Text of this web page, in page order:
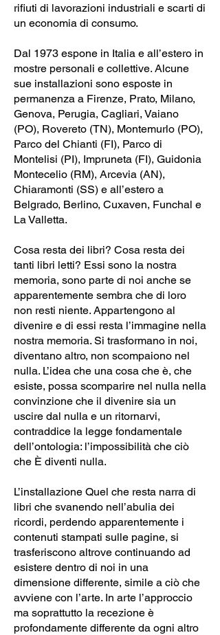
rifiuti di lavorazioni industriali e scarti di
un economia di consumo.
Dal 1973 espone in Italia e all’estero in
mostre personali e collettive. Alcune
sue installazioni sono esposte in
permanenza a Firenze, Prato, Milano,
Genova, Perugia, Cagliari, Vaiano
(PO), Rovereto (TN), Montemurlo (PO),
Parco del Chianti (FI), Parco di
Montelisi (PI), Impruneta (FI), Guidonia
Montecelio (RM), Arcevia (AN),
Chiaramonti (SS) e all’estero a
Belgrado, Berlino, Cuxaven, Funchal e
La Valletta.
Cosa resta dei libri? Cosa resta dei
tanti libri letti? Essi sono la nostra
memoria, sono parte di noi anche se
apparentemente sembra che di loro
non resti niente. Appartengono al
divenire e di essi resta l’immagine nella
nostra memoria. Si trasformano in noi,
diventano altro, non scompaiono nel
nulla. L’idea che una cosa che è, che
esiste, possa scomparire nel nulla nella
convinzione che il divenire sia un
uscire dal nulla e un ritornarvi,
contraddice la legge fondamentale
dell’ontologia: l’impossibilità che ciò
che È diventi nulla.
L’installazione Quel che resta narra di
libri che svanendo nell’abulia dei
ricordi, perdendo apparentemente i
contenuti stampati sulle pagine, si
trasferiscono altrove continuando ad
esistere dentro di noi in una
dimensione differente, simile a ciò che
avviene con l’arte. In arte l’approccio
ma soprattutto la recezione è
profondamente differente da ogni altro